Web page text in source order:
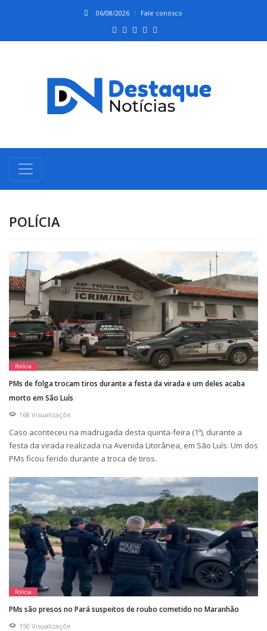
06/08/2026 Fale conosco
POLÍCIA
Polícia
PMs de folga trocam tiros durante a festa da virada e um deles acaba
morto em São Luís
168 Visualizaçõe
Caso aconteceu na madrugada desta quinta-feira (1º), durante a
festa da virada realizada na Avenida Litorânea, em São Luís. Um dos
PMs ficou ferido durante a troca de tiros.
Polícia
PMs são presos no Pará suspeitos de roubo cometido no Maranhão
150 Visualizaçõe